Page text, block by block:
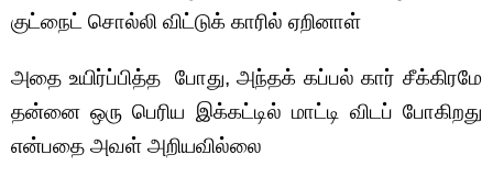
குட்நைட் சொல்லி விட்டுக் காரில் ஏறினாள்
அதை உயிர்ப்பித்த போது, அந்தக் கப்பல் கார் சீக்கிரமே
தன்னை ஒரு பெரிய இக்கட்டில் மாட்டி விடப் போகிறது
என்பதை அவள் அறியவில்லை